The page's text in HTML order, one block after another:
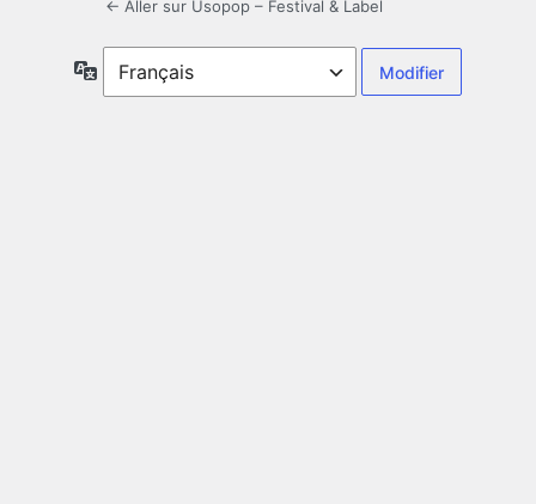
← Aller sur Usopop – Festival & Label
Langue